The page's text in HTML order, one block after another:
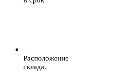
Расположение
склада.